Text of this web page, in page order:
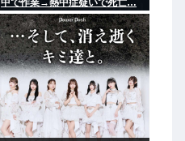
中で作業→熱中症疑いで死亡…